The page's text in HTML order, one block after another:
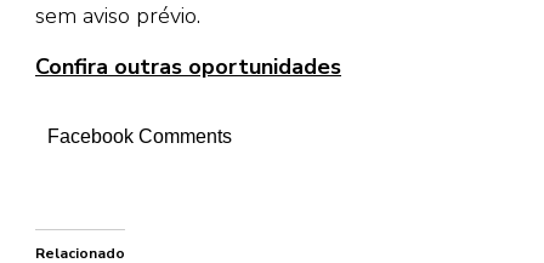
sem aviso prévio.
Confira outras oportunidades
Facebook Comments
Relacionado